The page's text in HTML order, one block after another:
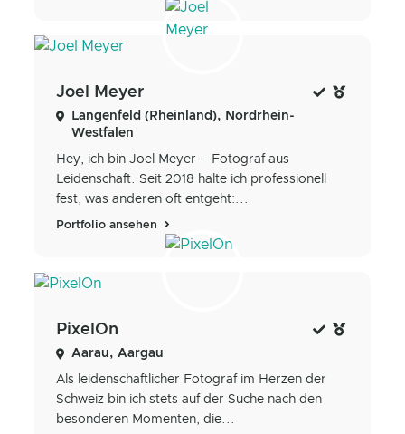
Joel Meyer
Langenfeld (Rheinland), Nordrhein-
Westfalen
Hey, ich bin Joel Meyer – Fotograf aus
Leidenschaft. Seit 2018 halte ich professionell
fest, was anderen oft entgeht:...
Portfolio ansehen
PixelOn
Aarau, Aargau
Als leidenschaftlicher Fotograf im Herzen der
Schweiz bin ich stets auf der Suche nach den
besonderen Momenten, die...